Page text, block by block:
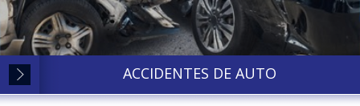
ACCIDENTES DE AUTO